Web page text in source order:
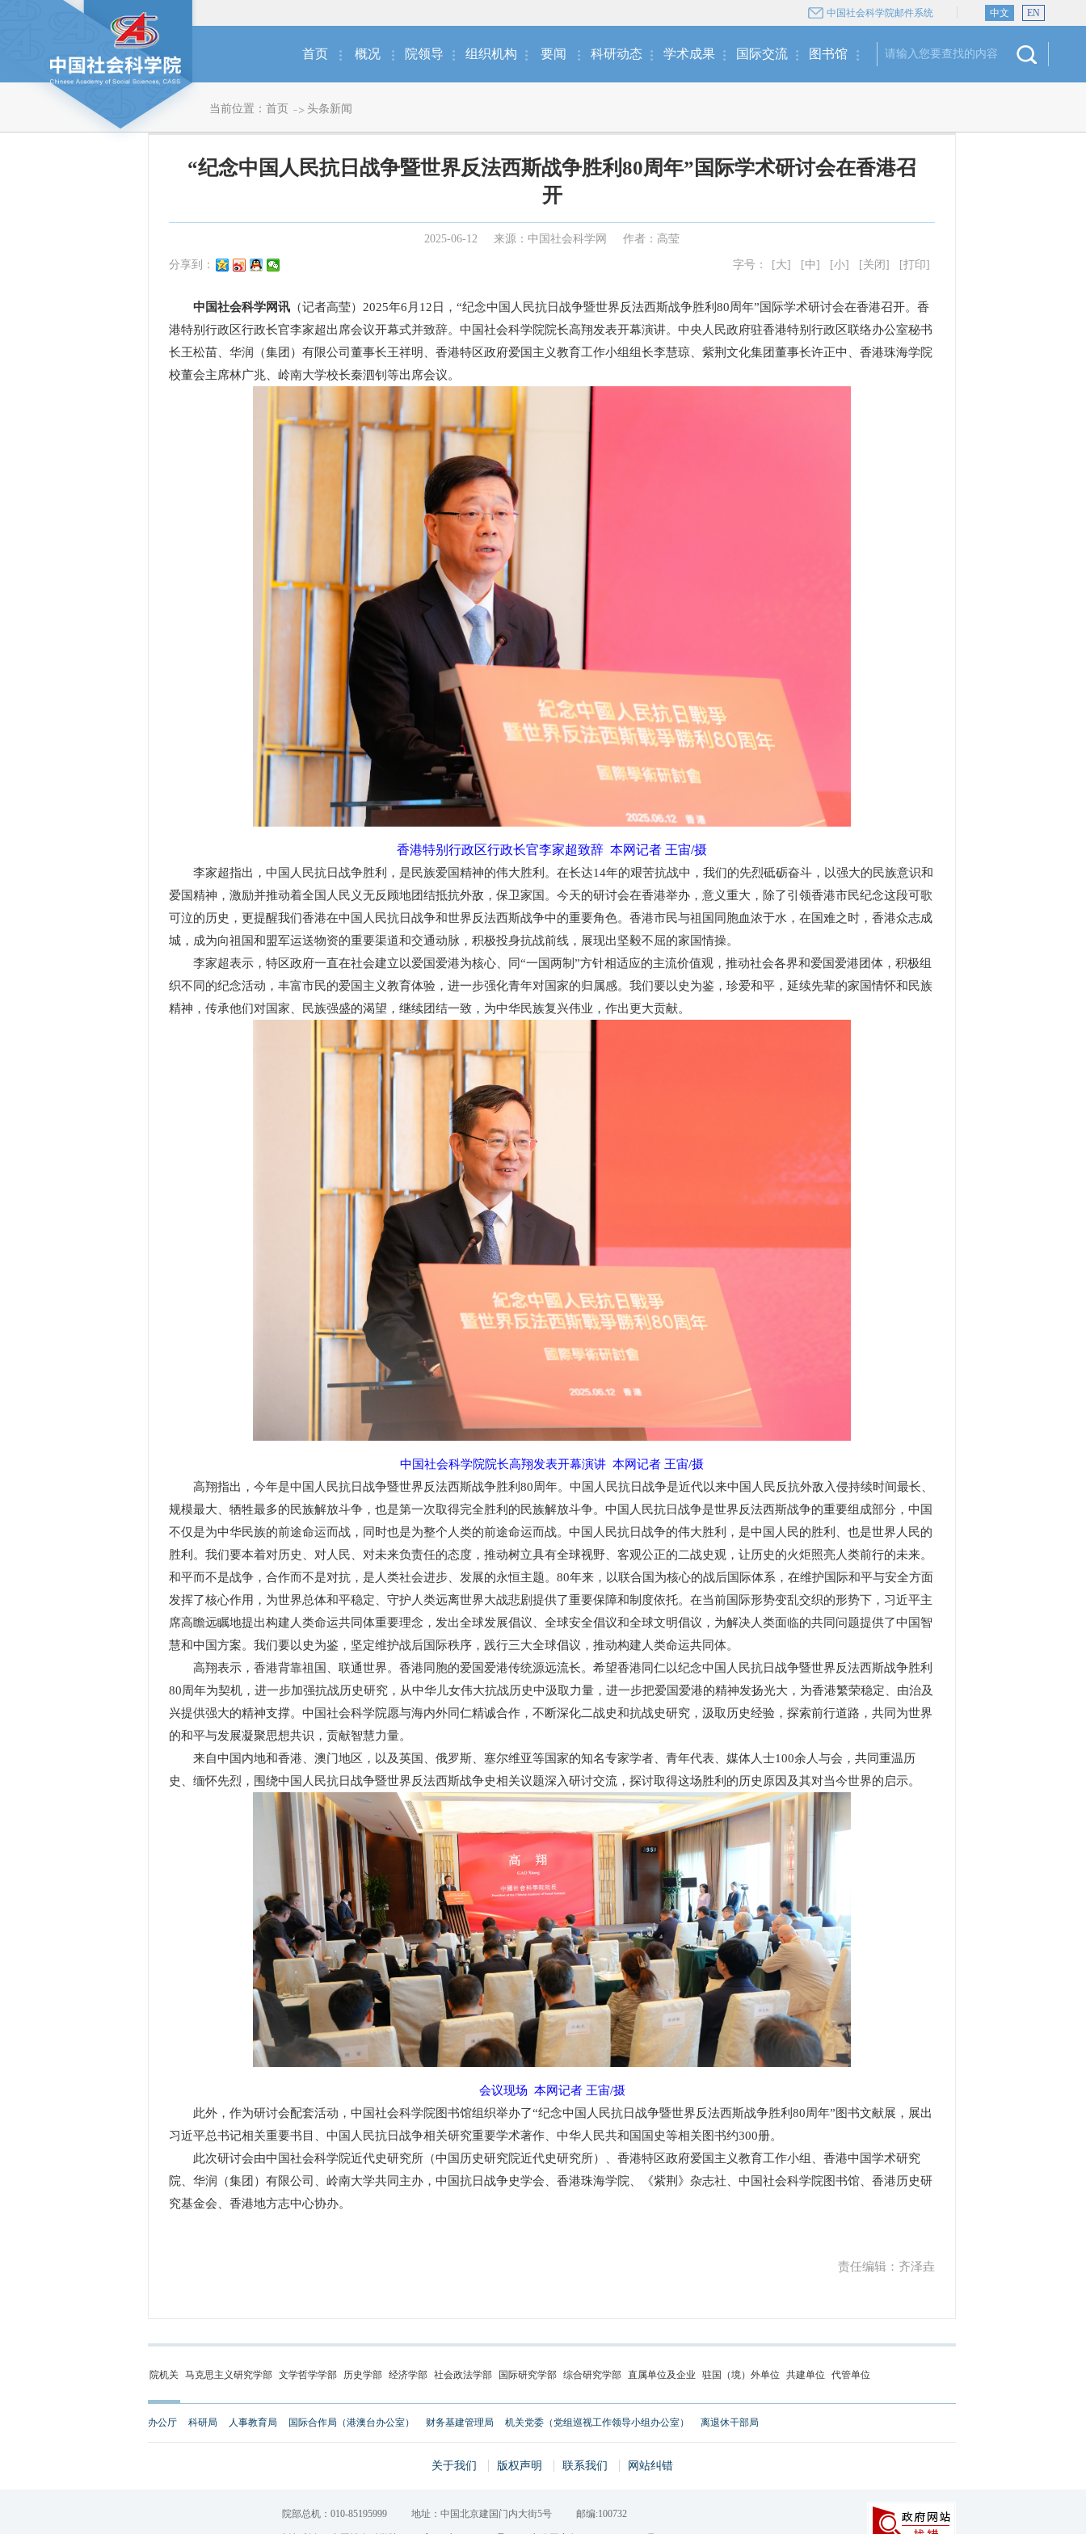
中国社会科学院邮件系统 中文 EN
首页 概况 院领导 组织机构 要闻 科研动态 学术成果 国际交流 图书馆
当前位置： 首页 头条新闻
“纪念中国人民抗日战争暨世界反法西斯战争胜利80周年”国际学术研讨会在香港召
开
2025-06-12 来源：中国社会科学网 作者：高莹
分享到： 字号： [大] [中] [小] [关闭] [打印]
中国社会科学网讯 （记者高莹）2025年6月12日，“纪念中国人民抗日战争暨世界反法西斯战争胜利80周年”国际学术研讨会在香港召开。香
港特别行政区行政长官李家超出席会议开幕式并致辞。中国社会科学院院长高翔发表开幕演讲。中央人民政府驻香港特别行政区联络办公室秘书
长王松苗、华润（集团）有限公司董事长王祥明、香港特区政府爱国主义教育工作小组组长李慧琼、紫荆文化集团董事长许正中、香港珠海学院
校董会主席林广兆、岭南大学校长秦泗钊等出席会议。
香港特别行政区行政长官李家超致辞 本网记者 王宙/摄
李家超指出，中国人民抗日战争胜利，是民族爱国精神的伟大胜利。在长达14年的艰苦抗战中，我们的先烈砥砺奋斗，以强大的民族意识和
爱国精神，激励并推动着全国人民义无反顾地团结抵抗外敌，保卫家国。今天的研讨会在香港举办，意义重大，除了引领香港市民纪念这段可歌
可泣的历史，更提醒我们香港在中国人民抗日战争和世界反法西斯战争中的重要角色。香港市民与祖国同胞血浓于水，在国难之时，香港众志成
城，成为向祖国和盟军运送物资的重要渠道和交通动脉，积极投身抗战前线，展现出坚毅不屈的家国情操。
李家超表示，特区政府一直在社会建立以爱国爱港为核心、同“一国两制”方针相适应的主流价值观，推动社会各界和爱国爱港团体，积极组
织不同的纪念活动，丰富市民的爱国主义教育体验，进一步强化青年对国家的归属感。我们要以史为鉴，珍爱和平，延续先辈的家国情怀和民族
精神，传承他们对国家、民族强盛的渴望，继续团结一致，为中华民族复兴伟业，作出更大贡献。
中国社会科学院院长高翔发表开幕演讲 本网记者 王宙/摄
高翔指出，今年是中国人民抗日战争暨世界反法西斯战争胜利80周年。中国人民抗日战争是近代以来中国人民反抗外敌入侵持续时间最长、
规模最大、牺牲最多的民族解放斗争，也是第一次取得完全胜利的民族解放斗争。中国人民抗日战争是世界反法西斯战争的重要组成部分，中国
不仅是为中华民族的前途命运而战，同时也是为整个人类的前途命运而战。中国人民抗日战争的伟大胜利，是中国人民的胜利、也是世界人民的
胜利。我们要本着对历史、对人民、对未来负责任的态度，推动树立具有全球视野、客观公正的二战史观，让历史的火炬照亮人类前行的未来。
和平而不是战争，合作而不是对抗，是人类社会进步、发展的永恒主题。80年来，以联合国为核心的战后国际体系，在维护国际和平与安全方面
发挥了核心作用，为世界总体和平稳定、守护人类远离世界大战悲剧提供了重要保障和制度依托。在当前国际形势变乱交织的形势下，习近平主
席高瞻远瞩地提出构建人类命运共同体重要理念，发出全球发展倡议、全球安全倡议和全球文明倡议，为解决人类面临的共同问题提供了中国智
慧和中国方案。我们要以史为鉴，坚定维护战后国际秩序，践行三大全球倡议，推动构建人类命运共同体。
高翔表示，香港背靠祖国、联通世界。香港同胞的爱国爱港传统源远流长。希望香港同仁以纪念中国人民抗日战争暨世界反法西斯战争胜利
80周年为契机，进一步加强抗战历史研究，从中华儿女伟大抗战历史中汲取力量，进一步把爱国爱港的精神发扬光大，为香港繁荣稳定、由治及
兴提供强大的精神支撑。中国社会科学院愿与海内外同仁精诚合作，不断深化二战史和抗战史研究，汲取历史经验，探索前行道路，共同为世界
的和平与发展凝聚思想共识，贡献智慧力量。
来自中国内地和香港、澳门地区，以及英国、俄罗斯、塞尔维亚等国家的知名专家学者、青年代表、媒体人士100余人与会，共同重温历
史、缅怀先烈，围绕中国人民抗日战争暨世界反法西斯战争史相关议题深入研讨交流，探讨取得这场胜利的历史原因及其对当今世界的启示。
会议现场 本网记者 王宙/摄
此外，作为研讨会配套活动，中国社会科学院图书馆组织举办了“纪念中国人民抗日战争暨世界反法西斯战争胜利80周年”图书文献展，展出
习近平总书记相关重要书目、中国人民抗日战争相关研究重要学术著作、中华人民共和国国史等相关图书约300册。
此次研讨会由中国社会科学院近代史研究所（中国历史研究院近代史研究所）、香港特区政府爱国主义教育工作小组、香港中国学术研究
院、华润（集团）有限公司、岭南大学共同主办，中国抗日战争史学会、香港珠海学院、《紫荆》杂志社、中国社会科学院图书馆、香港历史研
究基金会、香港地方志中心协办。
责任编辑：齐泽垚
院机关 马克思主义研究学部 文学哲学学部 历史学部 经济学部 社会政法学部 国际研究学部 综合研究学部 直属单位及企业 驻国（境）外单位 共建单位 代管单位
办公厅 科研局 人事教育局 国际合作局（港澳台办公室） 财务基建管理局 机关党委（党组巡视工作领导小组办公室） 离退休干部局
关于我们 版权声明 联系我们 网站纠错
院部总机：010-85195999 地址：中国北京建国门内大街5号 邮编:100732